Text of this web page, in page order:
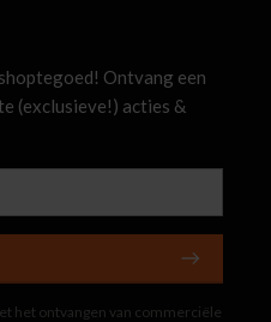
Ontvang een
(exclusieve!) acties &
het ontvangen van commerciële